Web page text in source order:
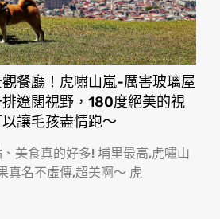
餐廳！虎嘯山嵐-厲害玻璃屋
遼闊視野，180度絕美的視
讓毛孩盡情跑〜
美食真的好多! 埔里最高,虎嘯山
真名不虛傳,超美啊〜 虎